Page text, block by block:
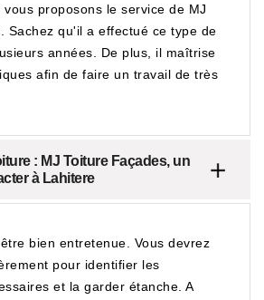
proposons le service de MJ
Sachez qu'il a effectué ce type de
années. De plus, il maîtrise
afin de faire un travail de très
: MJ Toiture Façades, un
à Lahitere
bien entretenue. Vous devrez
pour identifier les
et la garder étanche. A